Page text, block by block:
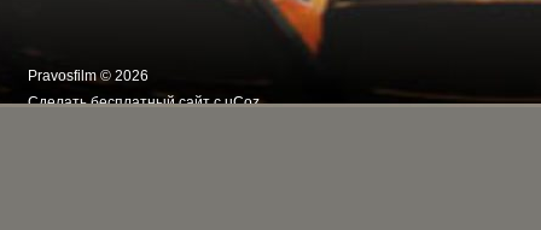
Pravosfilm © 2026
Сделатьбесплатный сайтсuCoz